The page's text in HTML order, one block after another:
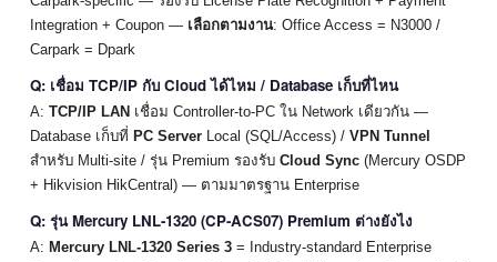
Integration + Coupon — เลือกตามงาน: Office Access = N3000 /
Carpark = Dpark
Q: เชื่อม TCP/IP กับ Cloud ได้ไหม / Database เก็บที่ไหน
A: TCP/IP LAN เชื่อม Controller-to-PC ใน Network เดียวกัน —
Database เก็บที่ PC Server Local (SQL/Access) / VPN Tunnel
สำหรับ Multi-site / รุ่น Premium รองรับ Cloud Sync (Mercury OSDP
+ Hikvision HikCentral) — ตามมาตรฐาน Enterprise
Q: รุ่น Mercury LNL-1320 (CP-ACS07) Premium ต่างยังไง
A: Mercury LNL-1320 Series 3 = Industry-standard Enterprise